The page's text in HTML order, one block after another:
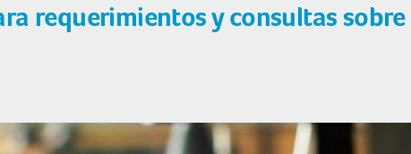
requerimientos y consultas